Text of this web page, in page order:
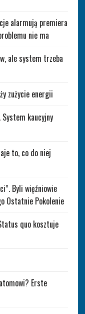
alarmują premiera
nie ma
ale system trzeba
zużycie energii
kaucyjny
to, co do niej
Byli więźniowie
Ostatnie Pokolenie
quo kosztuje
Erste